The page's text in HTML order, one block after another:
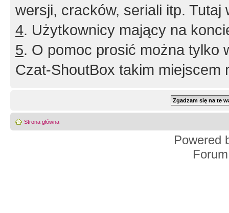
wersji, cracków, seriali itp. Tutaj
4. Użytkownicy mający na
5. O pomoc prosić można tylko
Czat-ShoutBox takim miejscem
Strona główna
Powered